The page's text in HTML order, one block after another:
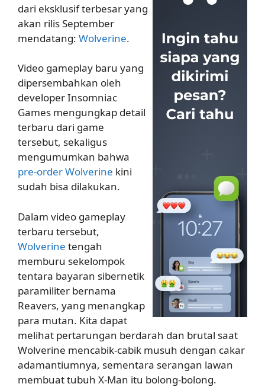
dari eksklusif terbesar yang
akan rilis September
mendatang: Wolverine.
Video gameplay baru yang
dipersembahkan oleh
developer Insomniac
Games mengungkap detail
terbaru dari game
tersebut, sekaligus
mengumumkan bahwa
pre-order Wolverine kini
sudah bisa dilakukan.
Dalam video gameplay
terbaru tersebut,
Wolverine tengah
memburu sekelompok
tentara bayaran sibernetik
paramiliter bernama
Reavers, yang menangkap
para mutan. Kita dapat
melihat pertarungan berdarah dan brutal saat
Wolverine mencabik-cabik musuh dengan cakar
adamantiumnya, sementara serangan lawan
membuat tubuh X-Man itu bolong-bolong.